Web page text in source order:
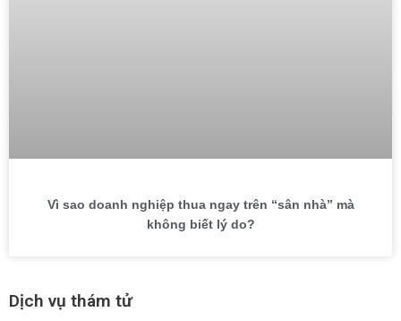
Vì sao doanh nghiệp thua ngay trên “sân nhà” mà
không biết lý do?
Dịch vụ thám tử